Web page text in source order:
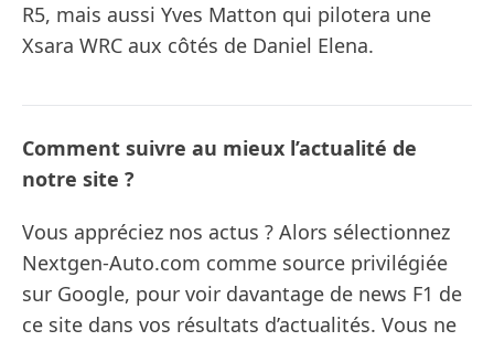
R5, mais aussi Yves Matton qui pilotera une
Xsara WRC aux côtés de Daniel Elena.
Comment suivre au mieux l’actualité de
notre site ?
Vous appréciez nos actus ? Alors sélectionnez
Nextgen-Auto.com comme source privilégiée
sur Google, pour voir davantage de news F1 de
ce site dans vos résultats d’actualités. Vous ne